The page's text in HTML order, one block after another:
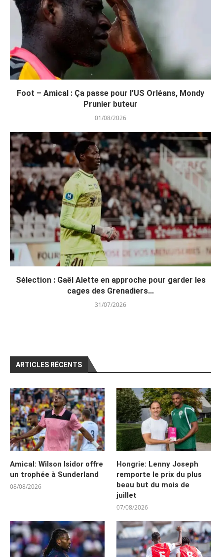
Foot – Amical : Ça passe pour l’US Orléans, Mondy
Prunier buteur
01/08/2026
Sélection : Gaël Alette en approche pour garder les
cages des Grenadiers...
31/07/2026
ARTICLES RÉCENTS
Amical: Wilson Isidor offre
un trophée à Sunderland
08/08/2026
Hongrie: Lenny Joseph
remporte le prix du plus
beau but du mois de
juillet
07/08/2026